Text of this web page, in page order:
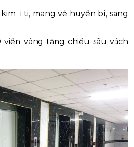
li ti, mang vẻ huyền bí, sang
viền vàng tăng chiều sâu vách